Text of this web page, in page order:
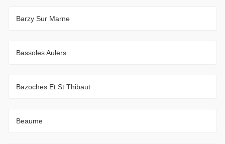
Barzy Sur Marne
Bassoles Aulers
Bazoches Et St Thibaut
Beaume